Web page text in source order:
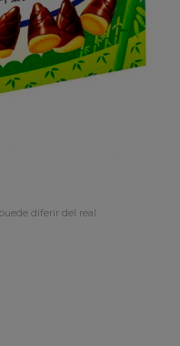
diferir del real.